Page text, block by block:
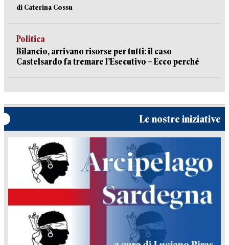
di Caterina Cossu
Politica
Bilancio, arrivano risorse per tutti: il caso
Castelsardo fa tremare l’Esecutivo – Ecco perché
Le nostre iniziative